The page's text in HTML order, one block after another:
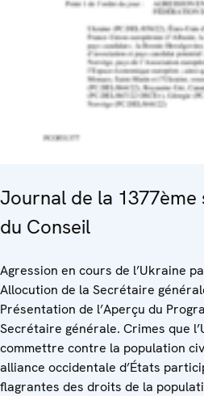
Journal de la 1377ème
du Conseil
Agression en cours de l’Ukraine
Allocution de la Secrétaire
Présentation de l’Aperçu du
Secrétaire générale. Crimes que
commettre contre la population
alliance occidentale d’États
flagrantes des droits de la